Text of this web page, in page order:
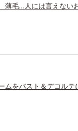
薄毛…人には言えない
ムをバスト＆デコルテ